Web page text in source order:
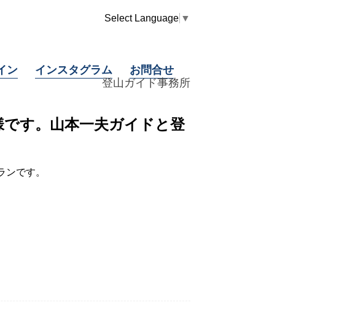
登山ガイド事務所
Select Language ▼
ン インスタグラム お問合せ
す。山本一夫ガイドと登
です。